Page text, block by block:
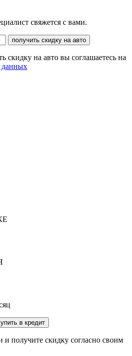
свяжется с вами.
получить скидку на авто
скидку на авто вы соглашаетесь на
данных
Купить в кредит
получите скидку согласно своим